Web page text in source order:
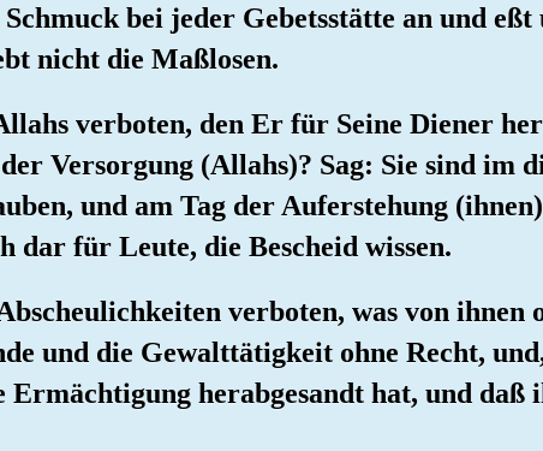
bei jeder Gebetsstätte an und
nicht die Maßlosen.
verboten, den Er für Seine Diener
Versorgung (Allahs)? Sag: Sie sind im
und am Tag der Auferstehung
dar für Leute, die Bescheid wissen.
verboten, was von ihnen
und die Gewalttätigkeit ohne Recht,
Ermächtigung herabgesandt hat, und daß